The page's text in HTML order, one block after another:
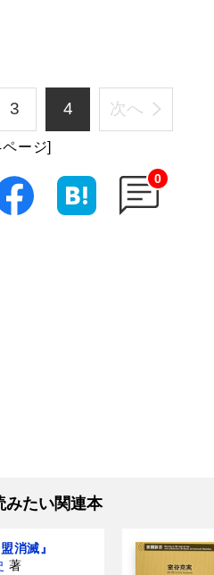
3 4 次へ
ージ]
0
みたい関連本
消滅』
著